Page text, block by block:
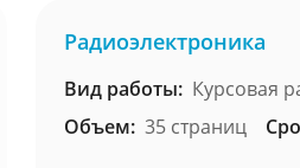
Радиоэлектроника
Вид работы: Курсовая
Объем: 35 страниц